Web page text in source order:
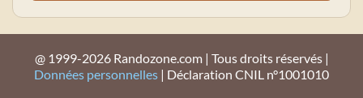
@ 1999-2026 Randozone.com | Tous droits réservés |
Données personnelles | Déclaration CNIL n°1001010